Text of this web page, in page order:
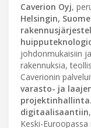
Caverion Oyj,
Helsingin,
johdonmukaisiin
rakennuksia,
Caverionin
varasto- ja
projektinhallinta
digitaalisaantiin
Keski-